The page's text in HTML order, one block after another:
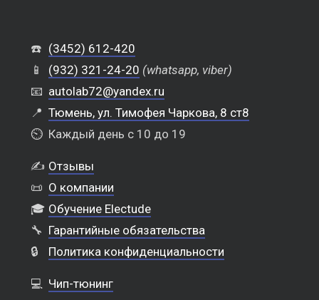
☎️ (3452) 612-420
📱
(932) 321-24-20 (whatsapp, viber)
📧 autolab72@yandex.ru
📍 Тюмень, ул. Тимофея Чаркова, 8 ст8
⏲️ Каждый день с 10 до 19
✍️ Отзывы
📜 О компании
🎓 Обучение Electude
🔧 Гарантийные обязательства
🔒
Политика конфиденциальности
💻 Чип-тюнинг